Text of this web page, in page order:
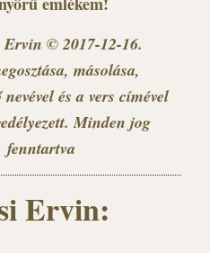
© 2017-12-16.
másolása,
és a vers címével
Minden jog
fenntartva
Ervin: